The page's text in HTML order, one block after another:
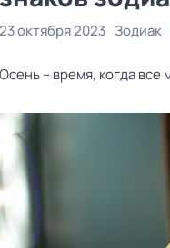
23 октября 2023 Зодиак
Осень – время, когда